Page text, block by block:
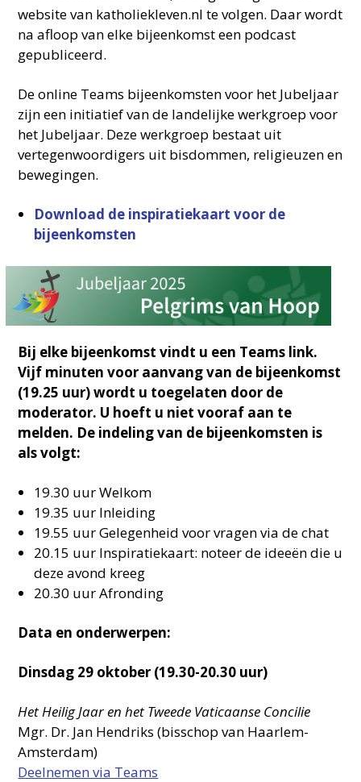
website van katholiekleven.nl te volgen. Daar wordt
na afloop van elke bijeenkomst een podcast
gepubliceerd.
De online Teams bijeenkomsten voor het Jubeljaar
zijn een initiatief van de landelijke werkgroep voor
het Jubeljaar. Deze werkgroep bestaat uit
vertegenwoordigers uit bisdommen, religieuzen en
bewegingen.
Download de inspiratiekaart voor de
bijeenkomsten
Bij elke bijeenkomst vindt u een Teams link.
Vijf minuten voor aanvang van de bijeenkomst
(19.25 uur) wordt u toegelaten door de
moderator. U hoeft u niet vooraf aan te
melden. De indeling van de bijeenkomsten is
als volgt:
19.30 uur Welkom
19.35 uur Inleiding
19.55 uur Gelegenheid voor vragen via de chat
20.15 uur Inspiratiekaart: noteer de ideeën die u
deze avond kreeg
20.30 uur Afronding
Data en onderwerpen:
Dinsdag 29 oktober (19.30-20.30 uur)
Het Heilig Jaar en het Tweede Vaticaanse Concilie
Mgr. Dr. Jan Hendriks (bisschop van Haarlem-
Amsterdam)
Deelnemen via Teams